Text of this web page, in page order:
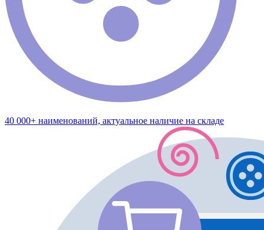
40 000+ наименований, актуальное наличие на складе